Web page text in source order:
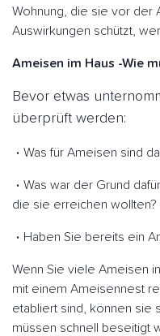
Wohnung, die sie vor der
Auswirkungen schützt,
Ameisen im Haus -Wie
Bevor etwas
überprüft werden:
Was für Ameisen sind
Was war der Grund
die sie erreichen wollten?
Haben Sie bereits ein
Wenn Sie viele Ameisen
mit einem Ameisennest
etabliert sind, können sie
müssen schnell beseitigt